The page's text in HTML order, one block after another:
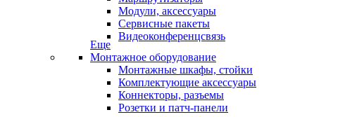
Модули, аксессуары
Сервисные пакеты
Видеоконференцсвязь
Еще
Монтажное оборудование
Монтажные шкафы, стойки
Комплектующие аксессуары
Коннекторы, разъемы
Розетки и патч-панели